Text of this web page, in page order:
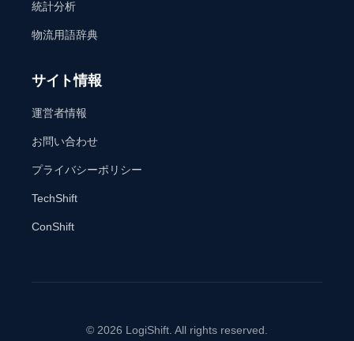
統計分析
物流用語辞典
サイト情報
運営者情報
お問い合わせ
プライバシーポリシー
TechShift
ConShift
© 2026 LogiShift. All rights reserved.